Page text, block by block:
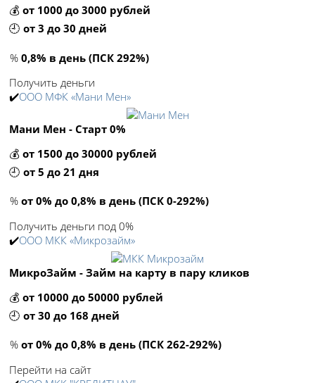
💰от 1000 до 3000 рублей
🕘от 3 до 30 дней
% 0,8% в день (ПСК 292%)
Получить деньги
✔️ООО МФК «Мани Мен»
Мани Мен - Старт 0%
💰от 1500 до 30000 рублей
🕘от 5 до 21 дня
% от 0% до 0,8% в день (ПСК 0-292%)
Получить деньги под 0%
✔️ООО МКК «Микрозайм»
МикроЗайм - Займ на карту в пару кликов
💰от 10000 до 50000 рублей
🕘от 30 до 168 дней
% от 0% до 0,8% в день (ПСК 262-292%)
Перейти на сайт